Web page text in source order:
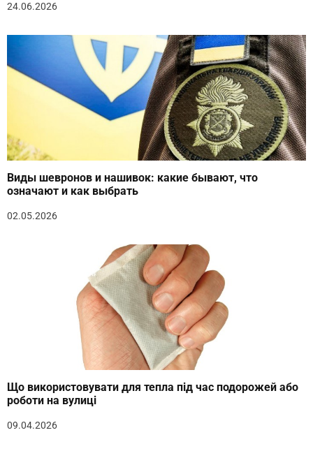
24.06.2026
Виды шевронов и нашивок: какие бывают, что
означают и как выбрать
02.05.2026
Що використовувати для тепла під час подорожей або
роботи на вулиці
09.04.2026